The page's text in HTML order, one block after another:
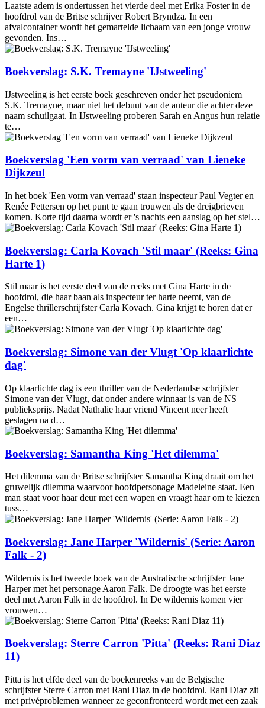
Laatste adem is ondertussen het vierde deel met Erika Foster in de
hoofdrol van de Britse schrijver Robert Bryndza. In een
afvalcontainer wordt het gemartelde lichaam van een jonge vrouw
gevonden. Ins…
Boekverslag: S.K. Tremayne 'IJstweeling'
IJstweeling is het eerste boek geschreven onder het pseudoniem
S.K. Tremayne, maar niet het debuut van de auteur die achter deze
naam schuilgaat. In IJstweeling proberen Sarah en Angus hun relatie
te…
Boekverslag 'Een vorm van verraad' van Lieneke
Dijkzeul
In het boek 'Een vorm van verraad' staan inspecteur Paul Vegter en
Renée Pettersen op het punt te gaan trouwen als de dreigbrieven
komen. Korte tijd daarna wordt er 's nachts een aanslag op het stel…
Boekverslag: Carla Kovach 'Stil maar' (Reeks: Gina
Harte 1)
Stil maar is het eerste deel van de reeks met Gina Harte in de
hoofdrol, die haar baan als inspecteur ter harte neemt, van de
Engelse thrillerschrijfster Carla Kovach. Gina krijgt te horen dat er
een…
Boekverslag: Simone van der Vlugt 'Op klaarlichte
dag'
Op klaarlichte dag is een thriller van de Nederlandse schrijfster
Simone van der Vlugt, dat onder andere winnaar is van de NS
publieksprijs. Nadat Nathalie haar vriend Vincent neer heeft
geslagen na d…
Boekverslag: Samantha King 'Het dilemma'
Het dilemma van de Britse schrijfster Samantha King draait om het
gruwelijk dilemma waarvoor hoofdpersonage Madeleine staat. Een
man staat voor haar deur met een wapen en vraagt haar om te kiezen
tuss…
Boekverslag: Jane Harper 'Wildernis' (Serie: Aaron
Falk - 2)
Wildernis is het tweede boek van de Australische schrijfster Jane
Harper met het personage Aaron Falk. De droogte was het eerste
deel met Aaron Falk in de hoofdrol. In De wildernis komen vier
vrouwen…
Boekverslag: Sterre Carron 'Pitta' (Reeks: Rani Diaz
11)
Pitta is het elfde deel van de boekenreeks van de Belgische
schrijfster Sterre Carron met Rani Diaz in de hoofdrol. Rani Diaz zit
met privéproblemen wanneer ze geconfronteerd wordt met een zaak